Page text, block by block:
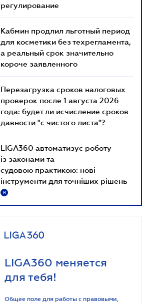
регулирование
Кабмин продлил льготный период
для косметики без техрегламента,
а реальный срок значительно
короче заявленного
Перезагрузка сроков налоговых
проверок после 1 августа 2026
года: будет ли исчисление сроков
давности "с чистого листа"?
LIGA360 автоматизує роботу
із законами та
судовою практикою: нові
інструменти для точніших рішень
R
LIGA360 меняется
для тебя!
Общее поле для работы с правовыми,